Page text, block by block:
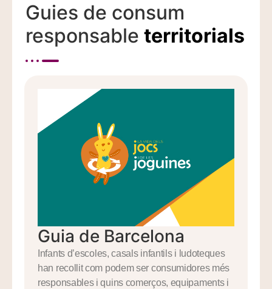
Guies de consum
responsable territorials
Guia de Barcelona
Infants d’escoles, casals infantils i ludoteques
han recollit com podem ser consumidores més
responsables i quins comerços, equipaments i